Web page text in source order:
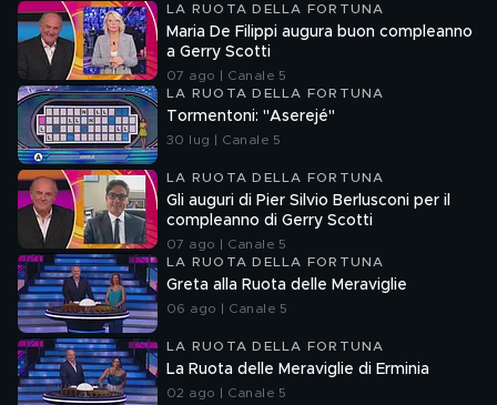
LA RUOTA DELLA FORTUNA
Maria De Filippi augura buon compleanno
a Gerry Scotti
07 ago | Canale 5
LA RUOTA DELLA FORTUNA
Tormentoni: "Aserejé"
30 lug | Canale 5
LA RUOTA DELLA FORTUNA
Gli auguri di Pier Silvio Berlusconi per il
compleanno di Gerry Scotti
07 ago | Canale 5
LA RUOTA DELLA FORTUNA
Greta alla Ruota delle Meraviglie
06 ago | Canale 5
LA RUOTA DELLA FORTUNA
La Ruota delle Meraviglie di Erminia
02 ago | Canale 5